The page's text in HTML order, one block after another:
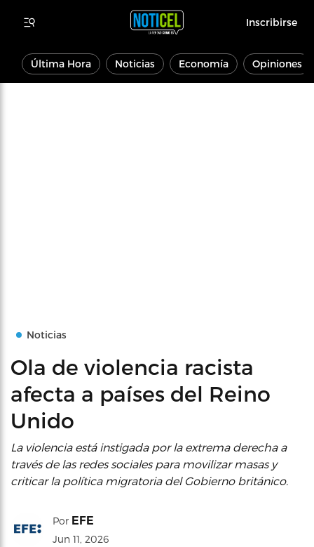
Inscribirse
Última Hora Noticias Economía Opiniones
Noticias
Ola de violencia racista
afecta a países del Reino
Unido
La violencia está instigada por la extrema derecha a
través de las redes sociales para movilizar masas y
criticar la política migratoria del Gobierno británico.
Por EFE
Jun 11, 2026